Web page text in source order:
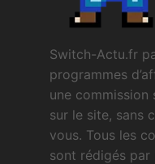
Switch-Actu.fr
programmes
une commission
sur le site, sans
vous. Tous les
sont rédigés par